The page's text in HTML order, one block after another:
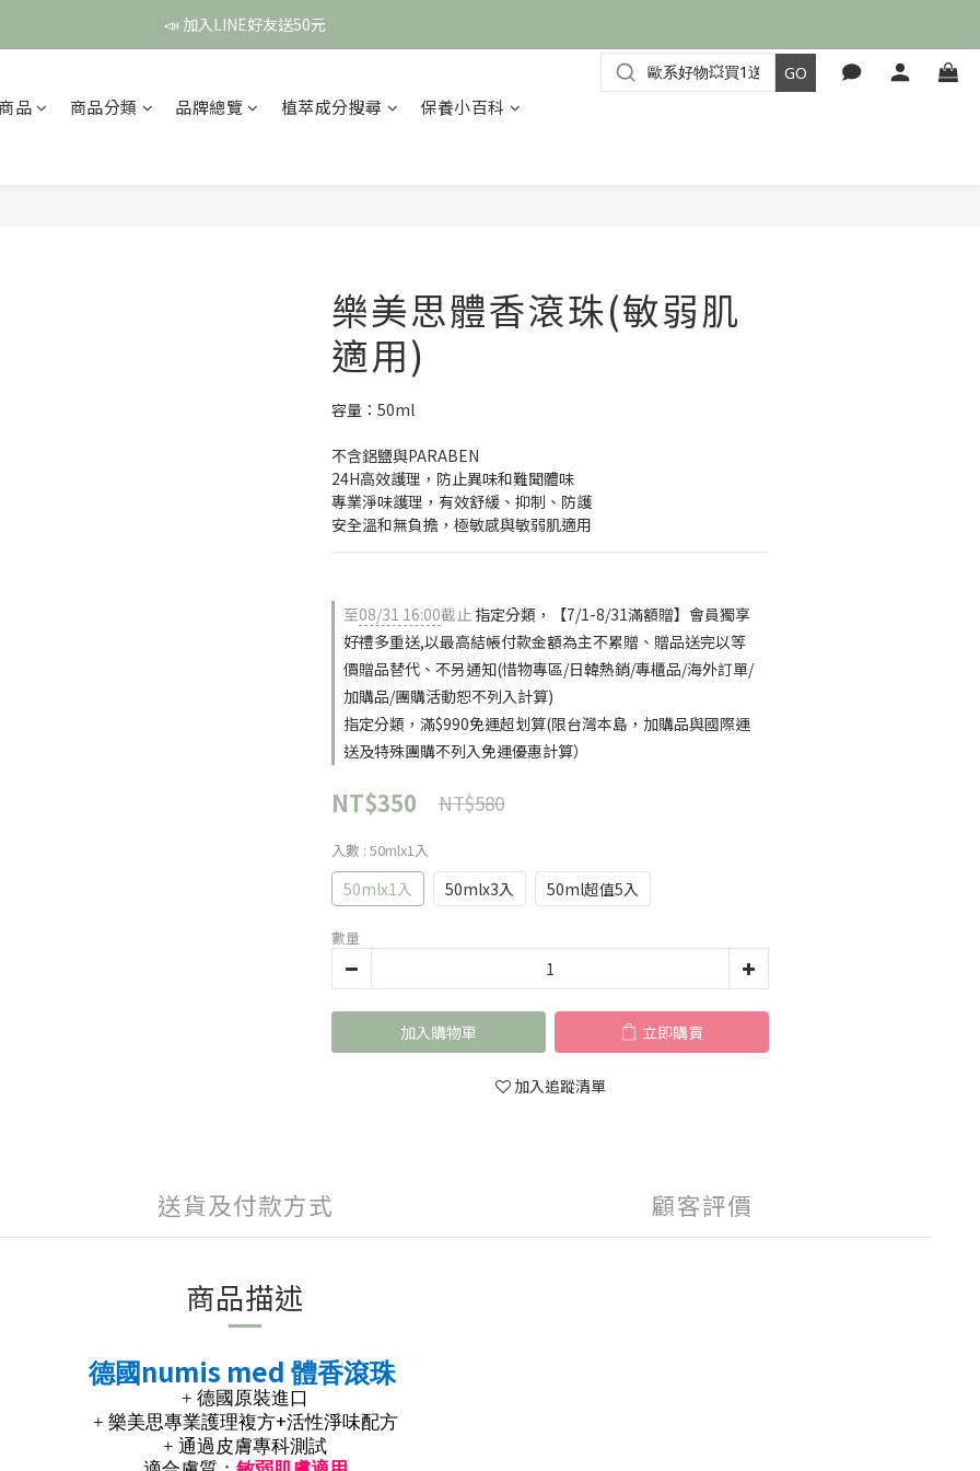
頭皮保養月❤️養髮精華買2送1
📣 加入LINE好友送50元
品 商品分類 品牌總覽 植萃成分搜尋 保養小百科
樂美思體香滾珠(敏弱肌
適用)
容量：50ml
不含鋁鹽與PARABEN
24H高效護理，防止異味和難聞體味
專業淨味護理，有效舒緩、抑制、防護
安全溫和無負擔，極敏感與敏弱肌適用
至08/31 16:00截止 指定分類，【7/1-8/31滿額贈】會員獨享
好禮多重送,以最高結帳付款金額為主不累贈、贈品送完以等
價贈品替代、不另通知(惜物專區/日韓熱銷/專櫃品/海外訂單/
加購品/團購活動恕不列入計算)
指定分類，滿$990免運超划算(限台灣本島，加購品與國際運
送及特殊團購不列入免運優惠計算）
NT$580
NT$350
入數 : 50mlx1入
50mlx1入 50mlx3入 50ml超值5入
數量
加入購物車 立即購買
加入追蹤清單
送貨及付款方式 顧客評價
商品描述
德國 numis med 體香滾珠
+ 德國原裝進口
+ 樂美思專業護理複方+活性淨味配方
+ 通過皮膚專科測試